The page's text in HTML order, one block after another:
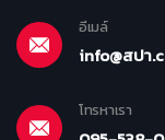
อีเมล์
info@สปา
โทรหาเรา